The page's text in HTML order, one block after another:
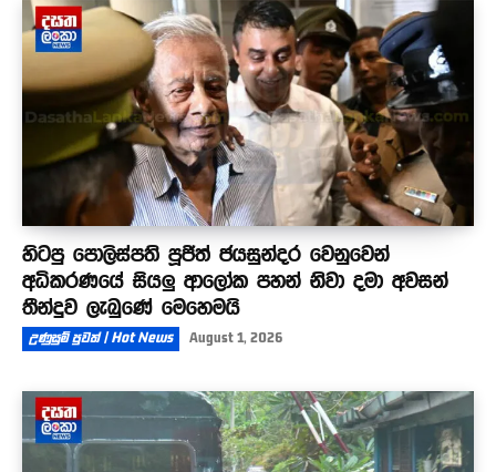
හිටපු පොලිස්පති පූජිත් ජයසුන්දර වෙනුවෙන්
අධිකරණයේ සියලු ආලෝක පහන් නිවා දමා අවසන්
තීන්දුව ලැබුණේ මෙහෙමයි
උණුසුම් පුවත් | Hot News August 1, 2026